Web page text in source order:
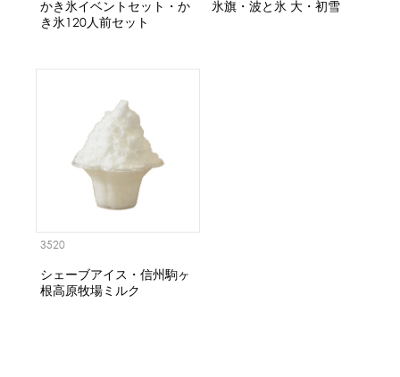
かき氷イベントセット・か
き氷120人前セット
氷旗・波と氷 大・初雪
3520
シェーブアイス・信州駒ヶ
根高原牧場ミルク